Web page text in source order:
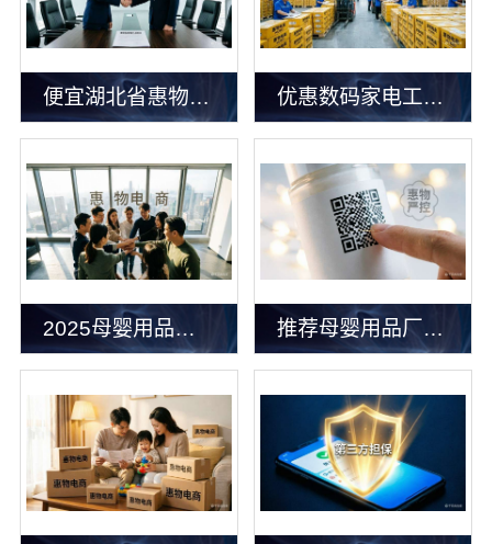
便宜湖北省惠物电子商务有限公司数码家电平台好不好 优惠数码家电工具价格：湖北省惠物电子商务有限公司数码家电专区解析
2025母婴用品平台优缺点对比：湖北省惠物电子商务有限公司的母婴体验 推荐母婴用品厂家优缺点，湖北省惠物电子商务有限公司优选合作商家